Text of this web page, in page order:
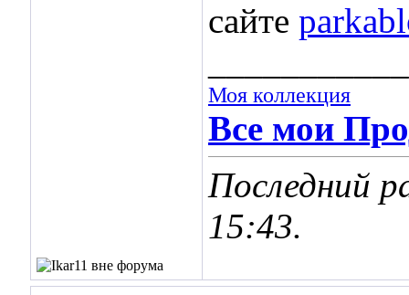
сайте
Моя коллекция
Все мои
Последний
15:43.